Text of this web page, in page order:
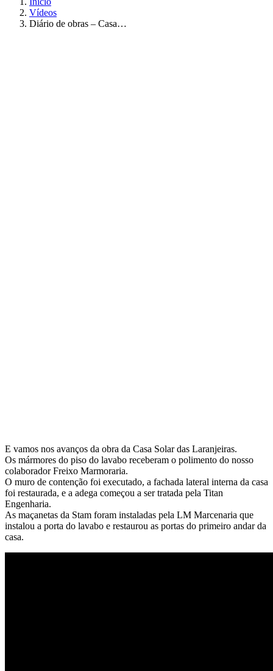
Vídeos
Diário de obras – Casa…
E vamos nos avanços da obra da Casa Solar das Laranjeiras.
Os mármores do piso do lavabo receberam o polimento do nosso
colaborador Freixo Marmoraria.
O muro de contenção foi executado, a fachada lateral interna da casa
foi restaurada, e a adega começou a ser tratada pela Titan
Engenharia.
As maçanetas da Stam foram instaladas pela LM Marcenaria que
instalou a porta do lavabo e restaurou as portas do primeiro andar da
casa.